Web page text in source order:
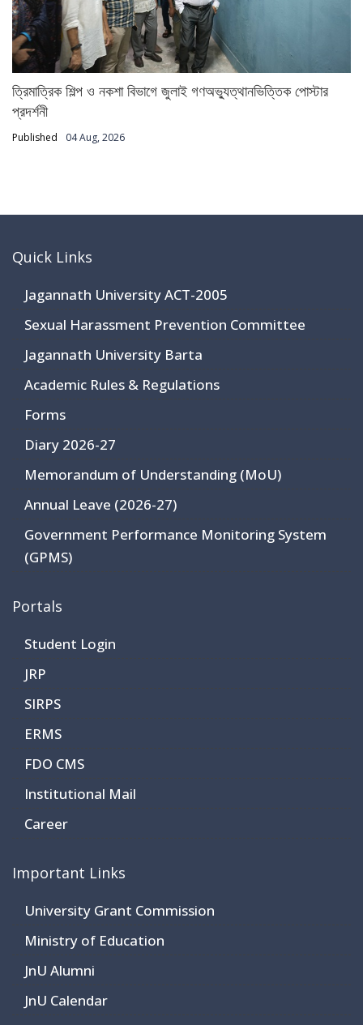
ত্রিমাত্রিক শিল্প ও নকশা বিভাগে জুলাই গণঅভ্যুত্থানভিত্তিক পোস্টার
প্রদর্শনী
Published 04 Aug, 2026
Quick Links
Jagannath University ACT-2005
Sexual Harassment Prevention Committee
Jagannath University Barta
Academic Rules & Regulations
Forms
Diary 2026-27
Memorandum of Understanding (MoU)
Annual Leave (2026-27)
Government Performance Monitoring System
(GPMS)
Portals
Student Login
JRP
SIRPS
ERMS
FDO CMS
Institutional Mail
Career
Important Links
University Grant Commission
Ministry of Education
JnU Alumni
JnU Calendar